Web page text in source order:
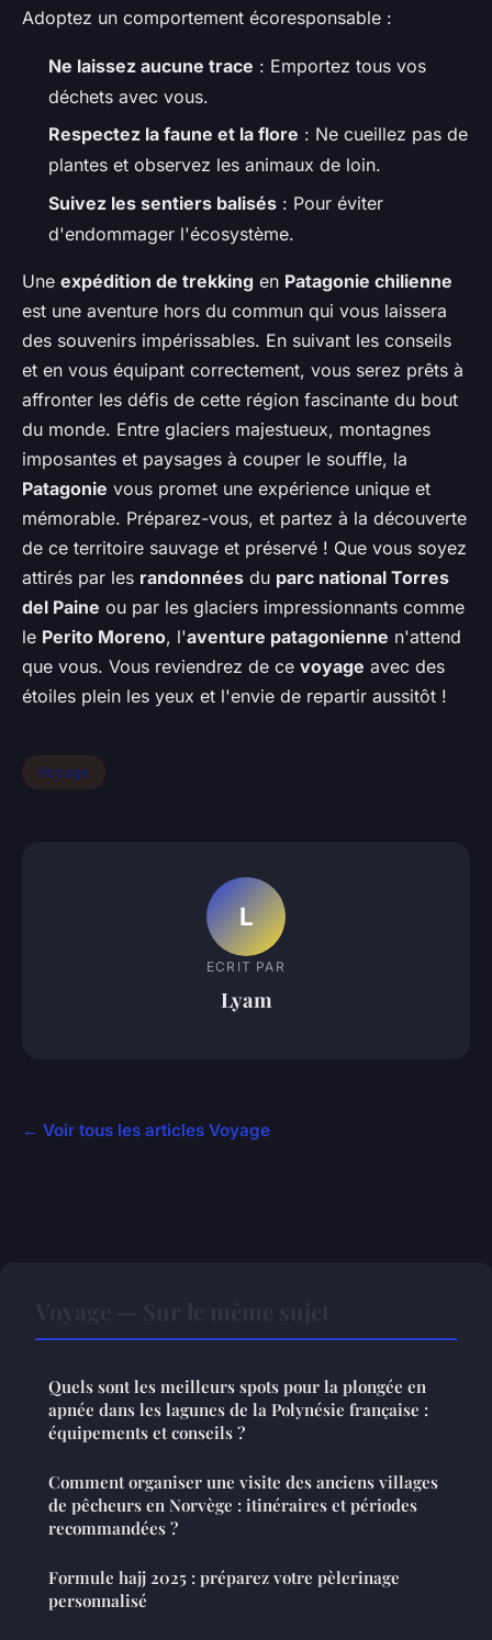
Adoptez un comportement écoresponsable :
Ne laissez aucune trace : Emportez tous vos
déchets avec vous.
Respectez la faune et la flore : Ne cueillez pas de
plantes et observez les animaux de loin.
Suivez les sentiers balisés : Pour éviter
d'endommager l'écosystème.
Une expédition de trekking en Patagonie chilienne
est une aventure hors du commun qui vous laissera
des souvenirs impérissables. En suivant les conseils
et en vous équipant correctement, vous serez prêts à
affronter les défis de cette région fascinante du bout
du monde. Entre glaciers majestueux, montagnes
imposantes et paysages à couper le souffle, la
Patagonie vous promet une expérience unique et
mémorable. Préparez-vous, et partez à la découverte
de ce territoire sauvage et préservé ! Que vous soyez
attirés par les randonnées du parc national Torres
del Paine ou par les glaciers impressionnants comme
le Perito Moreno, l'aventure patagonienne n'attend
que vous. Vous reviendrez de ce voyage avec des
étoiles plein les yeux et l'envie de repartir aussitôt !
Voyage
L
ECRIT PAR
Lyam
← Voir tous les articles Voyage
Quels sont les meilleurs spots pour la plongée en
apnée dans les lagunes de la Polynésie française :
équipements et conseils ?
Comment organiser une visite des anciens villages
de pêcheurs en Norvège : itinéraires et périodes
recommandées ?
Formule hajj 2025 : préparez votre pèlerinage
personnalisé